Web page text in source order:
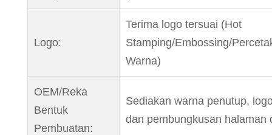
Logo:
Terima logo tersuai (Hot
Stamping/Embossing/
Warna)
OEM/Reka
Bentuk
Pembuatan:
Sediakan warna penutup,
dan pembungkusan halaman